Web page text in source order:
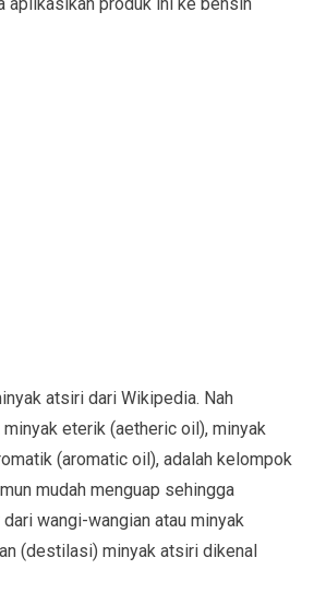
atsiri dari Wikipedia. Nah
eterik (aetheric oil), minyak
(aromatic oil), adalah kelompok
mudah menguap sehingga
wangi-wangian atau minyak
(destilasi) minyak atsiri dikenal